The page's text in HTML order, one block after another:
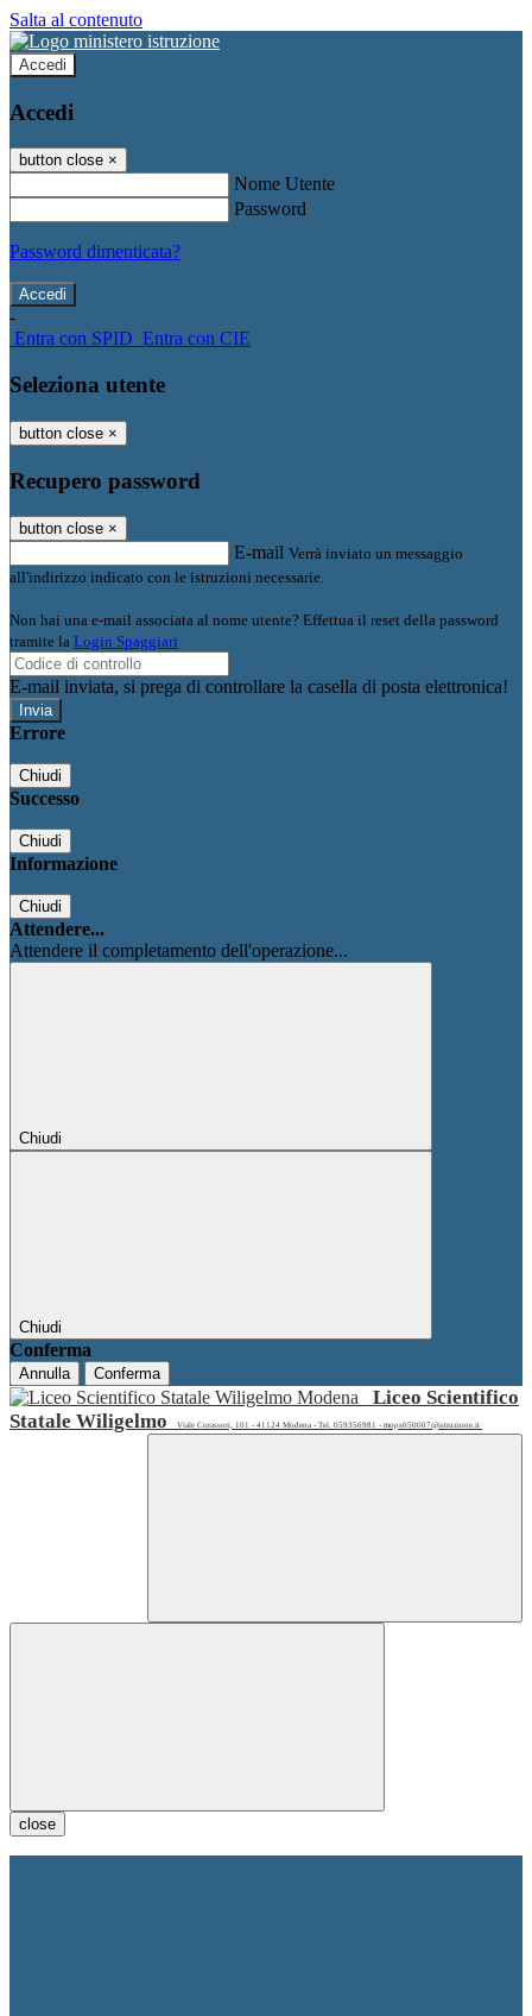
Salta al contenuto
Accedi
Accedi
button close ×
Nome Utente
Password
Password dimenticata?
-
Entra con SPID Entra con CIE
Seleziona utente
button close ×
Recupero password
button close ×
E-mail Verrà inviato un messaggio
all'indirizzo indicato con le istruzioni necessarie.
Non hai una e-mail associata al nome utente? Effettua il reset della password
tramite la Login Spaggiari
E-mail inviata, si prega di controllare la casella di posta elettronica!
Errore
Chiudi
Successo
Chiudi
Informazione
Chiudi
Attendere...
Attendere il completamento dell'operazione...
Chiudi
Chiudi
Conferma
Annulla Conferma
Liceo Scientifico
Statale Wiligelmo
Viale Corassori, 101 - 41124 Modena - Tel. 059356981 - mops050007@istruzione.it
close